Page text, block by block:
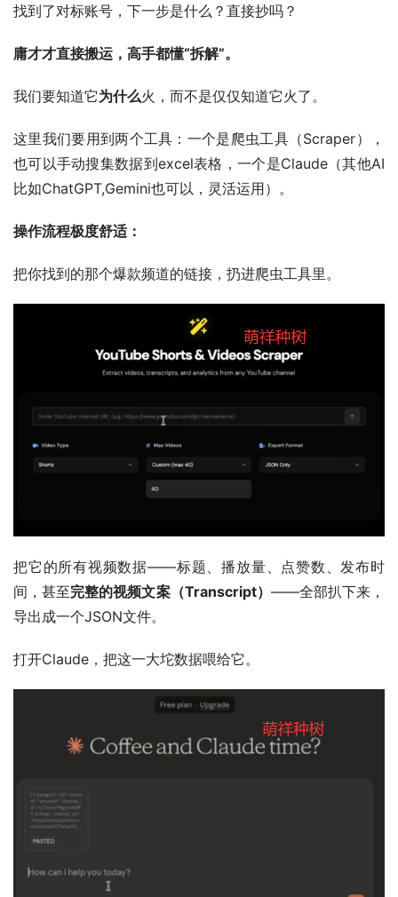
找到了对标账号，下一步是什么？直接抄吗？
庸才才直接搬运，高手都懂“拆解”。
我们要知道它为什么火，而不是仅仅知道它火了。
这里我们要用到两个工具：一个是爬虫工具（Scraper），
也可以手动搜集数据到excel表格，一个是Claude（其他AI
比如ChatGPT,Gemini也可以，灵活运用）。
操作流程极度舒适：
把你找到的那个爆款频道的链接，扔进爬虫工具里。
把它的所有视频数据——标题、播放量、点赞数、发布时
间，甚至完整的视频文案（Transcript） ——全部扒下来，
导出成一个JSON文件。
打开Claude，把这一大坨数据喂给它。